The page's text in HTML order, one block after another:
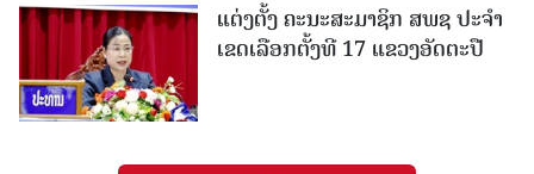
ແຕ່ງຕັ້ງ ຄະນະສະມາຊິກ ສພຊ ປະຈຳ
ເຂດເລືອກຕັ້ງທີ 17 ແຂວງອັດຕະປື